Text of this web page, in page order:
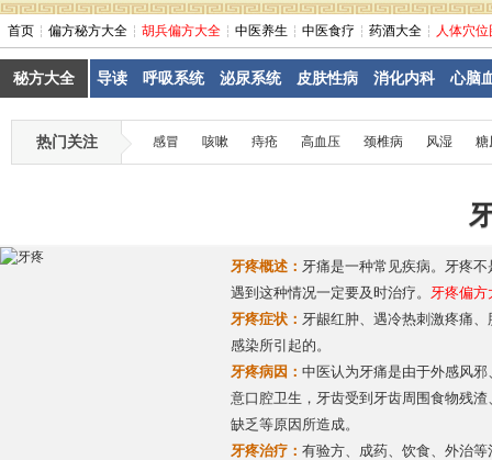
首页 偏方秘方大全 胡兵偏方大全 中医养生 中医食疗 药酒大全 人体穴位
秘方大全 导读 呼吸系统 泌尿系统 皮肤性病 消化内科 心脑
热门关注 感冒 咳嗽 痔疮 高血压 颈椎病 风湿 糖
牙疼概述： 牙痛是一种常见疾病。牙疼
遇到这种情况一定要及时治疗。 牙疼偏
牙疼症状： 牙龈红肿、遇冷热刺激疼痛
感染所引起的。
牙疼病因： 中医认为牙痛是由于外感风
意口腔卫生，牙齿受到牙齿周围食物残
缺乏等原因所造成。
牙疼治疗： 有验方、成药、饮食、外治